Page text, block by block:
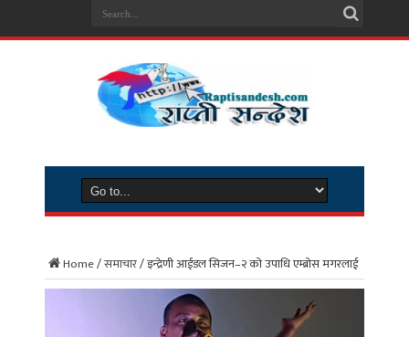
Home/समाचार/इन्द्रेणी आईडल सिजन–२ को उपाधि एम्ब्रोस मगरलाई